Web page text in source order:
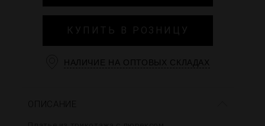
КУПИТЬ В РОЗНИЦУ
НАЛИЧИЕ НА ОПТОВЫХ СКЛАДАХ